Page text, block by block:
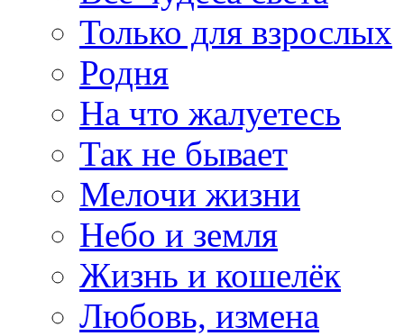
Только для взрослых
Родня
На что жалуетесь
Так не бывает
Мелочи жизни
Небо и земля
Жизнь и кошелёк
Любовь, измена